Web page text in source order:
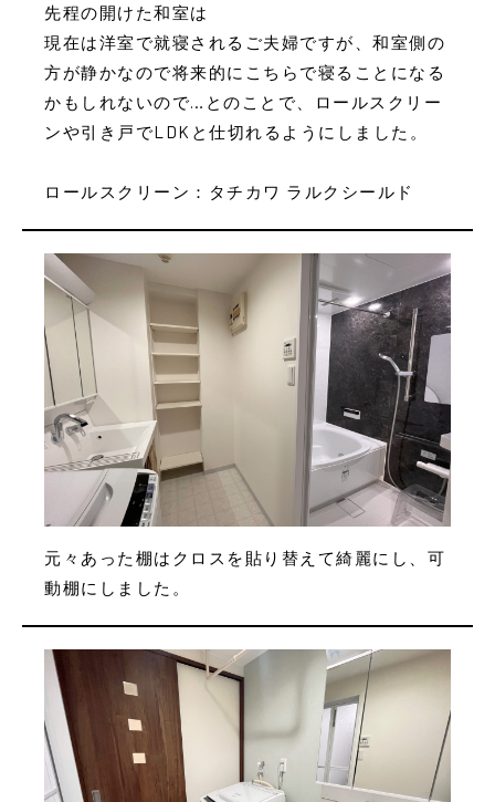
先程の開けた和室は
現在は洋室で就寝されるご夫婦ですが、和室側の
方が静かなので将来的にこちらで寝ることになる
かもしれないので…とのことで、ロールスクリー
ンや引き戸でLDKと仕切れるようにしました。
ロールスクリーン：タチカワ ラルクシールド
元々あった棚はクロスを貼り替えて綺麗にし、可
動棚にしました。